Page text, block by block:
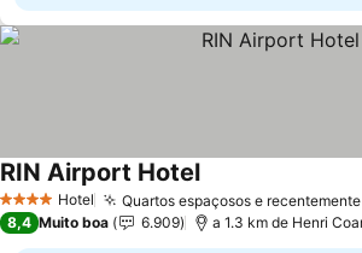
4 EstrelasHotel Quartos espaçosos e
RIN Airport Hotel
8,4 Muito boa 6.909 a 1.3 km de Henri